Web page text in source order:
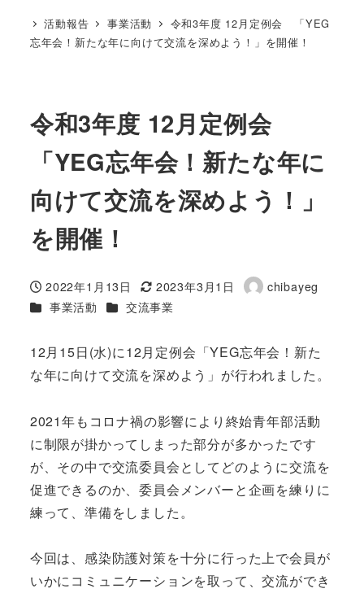
活動報告 事業活動
令和3年度 12月定例会 「YEG
忘年会！新たな年に向けて交流を深めよう！」を開催！
令和3年度 12月定例会
「YEG忘年会！新たな年に
向けて交流を深めよう！」
を開催！
投稿日
2022年1月13日
更新日
2023年3月1日
著
chibayeg
カテゴリー
事業活動 カテゴリー
交流事業
12月15日(水)に12月定例会「YEG忘年会！新た
な年に向けて交流を深めよう」が行われました。
2021年もコロナ禍の影響により終始青年部活動
に制限が掛かってしまった部分が多かったです
が、その中で交流委員会としてどのように交流を
促進できるのか、委員会メンバーと企画を練りに
練って、準備をしました。
今回は、感染防護対策を十分に行った上で会員が
いかにコミュニケーションを取って、交流ができ